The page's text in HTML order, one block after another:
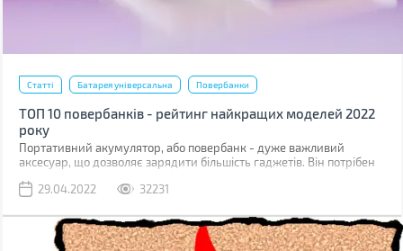
Статті Батарея універсальна Повербанки
ТОП 10 повербанків - рейтинг найкращих моделей 2022
року
Портативний акумулятор, або повербанк - дуже важливий
аксесуар, що дозволяє зарядити більшість гаджетів. Він потрібен
бойових дій. Недаремно волонтери постійно просять
Ми склали рейтинг з 10-ти цікавих моделей, кожну з яких можна
використовувати в різних ситуаціях.
29.04.2022 32231